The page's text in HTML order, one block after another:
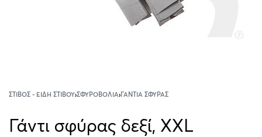
ΣΤΊΒΟΣ - ΕΊΔΗ ΣΤΊΒΟΥ›ΣΦΥΡΟΒΟΛΊΑ› ΓΆΝΤΙΑ ΣΦΎΡΑΣ
Γάντι σφύρας δεξί, XXL